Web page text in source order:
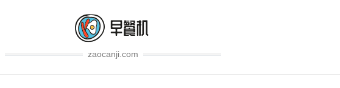
zaocanji.com